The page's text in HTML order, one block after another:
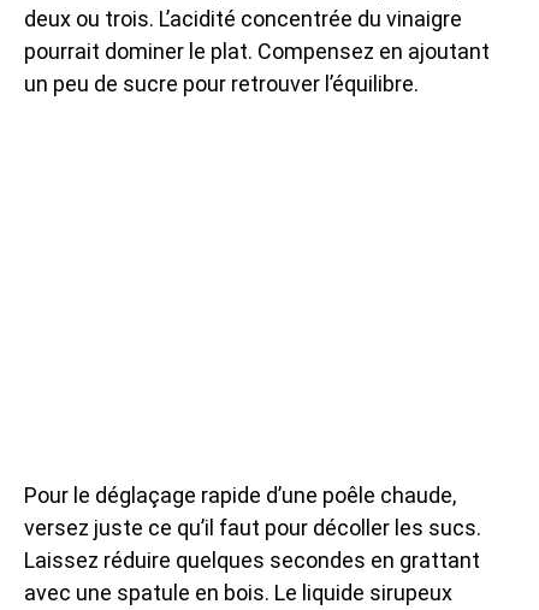
deux ou trois. L’acidité concentrée du vinaigre
pourrait dominer le plat. Compensez en ajoutant
un peu de sucre pour retrouver l’équilibre.
Pour le déglaçage rapide d’une poêle chaude,
versez juste ce qu’il faut pour décoller les sucs.
Laissez réduire quelques secondes en grattant
avec une spatule en bois. Le liquide sirupeux